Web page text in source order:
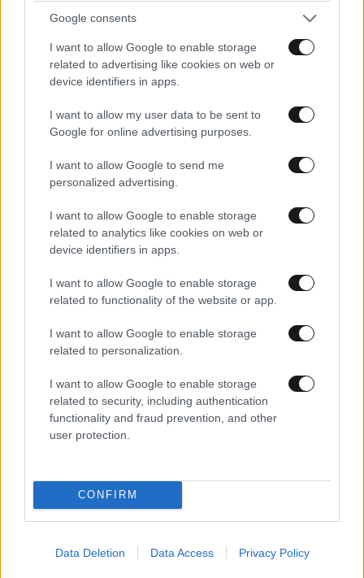
Google consents
I want to allow Google to enable storage
related to advertising like cookies on web or
device identifiers in apps.
I want to allow my user data to be sent to
Google for online advertising purposes.
I want to allow Google to send me
personalized advertising.
I want to allow Google to enable storage
related to analytics like cookies on web or
device identifiers in apps.
I want to allow Google to enable storage
related to functionality of the website or app.
I want to allow Google to enable storage
related to personalization.
I want to allow Google to enable storage
related to security, including authentication
functionality and fraud prevention, and other
user protection.
CONFIRM
Data Deletion Data Access Privacy Policy
Η ατάκα στο πρώτο τρέιλερ για το Καλημέρα
Ελλάδα που προαναγγέλλει τη νέα εποχή στον